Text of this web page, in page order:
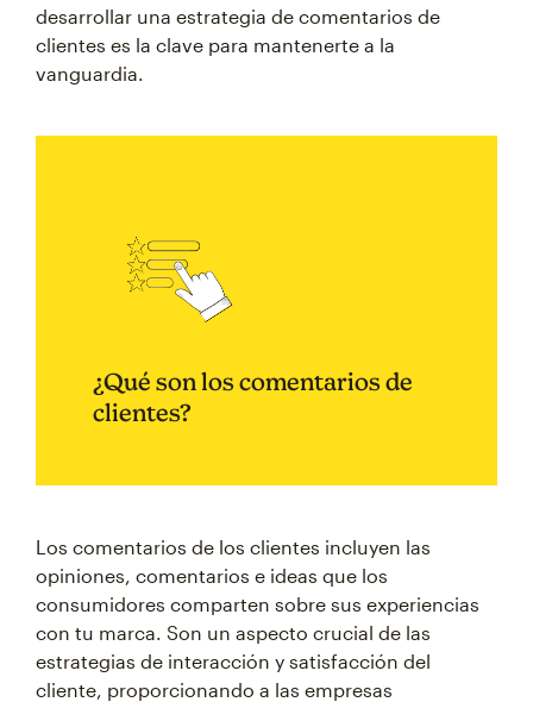
desarrollar una estrategia de comentarios de
clientes es la clave para mantenerte a la
vanguardia.
¿Qué son los comentarios de
clientes?
Los comentarios de los clientes incluyen las
opiniones, comentarios e ideas que los
consumidores comparten sobre sus experiencias
con tu marca. Son un aspecto crucial de las
estrategias de interacción y satisfacción del
cliente, proporcionando a las empresas